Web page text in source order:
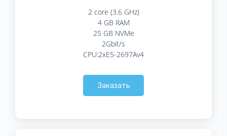
2 core (3.6 GHz)
4 GB RAM
25 GB NVMe
2Gbit/s
CPU:2xE5-2697Av4
Заказать